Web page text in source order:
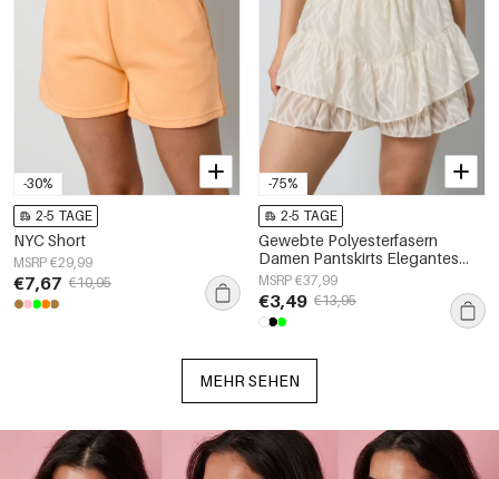
-30%
2-5 TAGE
NYC Short
MSRP €29,99
€7,67 €10,95
-75%
2-5 TAGE
Gewebte Polyesterfasern
Damen Pantskirts Elegantes
Einfarbig Frühling/Sommer
MSRP €37,99
€3,49 €13,95
MEHR SEHEN